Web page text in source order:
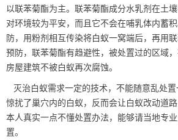
以联苯菊酯为主。联苯菊酯成分水乳剂在土壤
对环境较为平安，而且它不会在哺乳体内蓄
防，用粉剂相互传染将白蚁一窝端后，再用
预防，联苯菊酯有趋避性，被处置过的区域
房屋建筑不被白蚁再次腐蚀。
灭治白蚁需求一定的技术，不能随意乱处置
惊扰了巢穴内的白蚁，反而会让白蚁改动道
本人真实一点不懂处置办法，能够请当地专
置。